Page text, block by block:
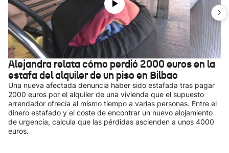
Alejandra relata cómo perdió 2000 euros en la
estafa del alquiler de un piso en Bilbao
Una nueva afectada denuncia haber sido estafada tras pagar
2000 euros por el alquiler de una vivienda que el supuesto
arrendador ofrecía al mismo tiempo a varias personas. Entre el
dinero estafado y el coste de encontrar un nuevo alojamiento
de urgencia, calcula que las pérdidas ascienden a unos 4000
euros.